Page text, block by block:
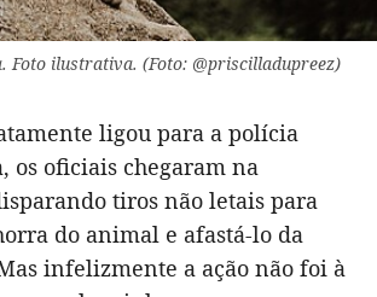
Foto ilustrativa. (Foto: @priscilladupreez)
ligou para a polícia
os oficiais chegaram na
tiros não letais para
do animal e afastá-lo da
infelizmente a ação não foi à